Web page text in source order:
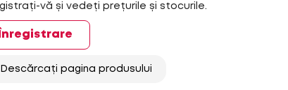
vă și vedeți prețurile și stocurile.
Înregistrare
Descărcați pagina produsului